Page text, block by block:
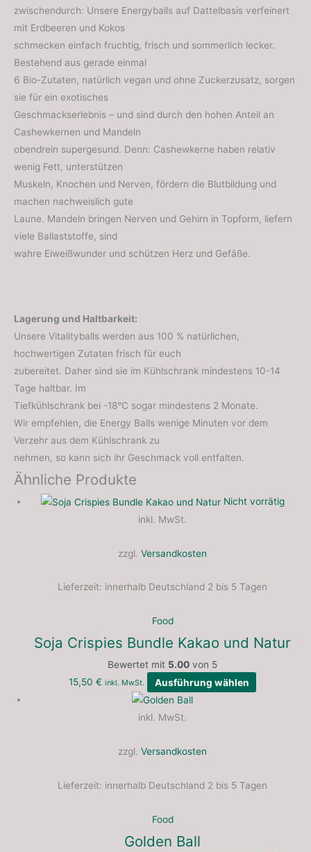
zwischendurch: Unsere Energyballs auf Dattelbasis verfeinert
mit Erdbeeren und Kokos
schmecken einfach fruchtig, frisch und sommerlich lecker.
Bestehend aus gerade einmal
6 Bio-Zutaten, natürlich vegan und ohne Zuckerzusatz, sorgen
sie für ein exotisches
Geschmackserlebnis – und sind durch den hohen Anteil an
Cashewkernen und Mandeln
obendrein supergesund. Denn: Cashewkerne haben relativ
wenig Fett, unterstützen
Muskeln, Knochen und Nerven, fördern die Blutbildung und
machen nachweislich gute
Laune. Mandeln bringen Nerven und Gehirn in Topform, liefern
viele Ballaststoffe, sind
wahre Eiweißwunder und schützen Herz und Gefäße.
Lagerung und Haltbarkeit:
Unsere Vitalityballs werden aus 100 % natürlichen,
hochwertigen Zutaten frisch für euch
zubereitet. Daher sind sie im Kühlschrank mindestens 10-14
Tage haltbar. Im
Tiefkühlschrank bei -18°C sogar mindestens 2 Monate.
Wir empfehlen, die Energy Balls wenige Minuten vor dem
Verzehr aus dem Kühlschrank zu
nehmen, so kann sich ihr Geschmack voll entfalten.
Ähnliche Produkte
Nicht vorrätig
inkl. MwSt.
zzgl. Versandkosten
Lieferzeit: innerhalb Deutschland 2 bis 5 Tagen
Food
Soja Crispies Bundle Kakao und Natur
Bewertet mit 5.00 von 5
15,50€ inkl. MwSt. Ausführung wählen
inkl. MwSt.
zzgl. Versandkosten
Lieferzeit: innerhalb Deutschland 2 bis 5 Tagen
Food
Golden Ball